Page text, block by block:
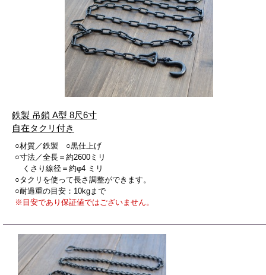
鉄製 吊鎖 A型 8尺6寸
自在タクリ付き
○材質／鉄製 ○黒仕上げ
○寸法／全長＝約2600ミリ
くさり線径＝約φ4 ミリ
○タクリを使って長さ調整ができます。
○耐過重の目安：10kgまで
※目安であり保証値ではございません。